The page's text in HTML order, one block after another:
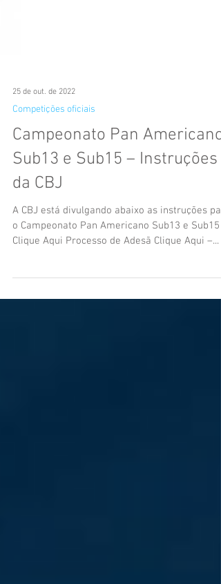
25 de out. de 2022
Competições oficiais
Campeonato Pan Americano
Sub13 e Sub15 – Instruções
da CBJ
A CBJ está divulgando abaixo as instruções